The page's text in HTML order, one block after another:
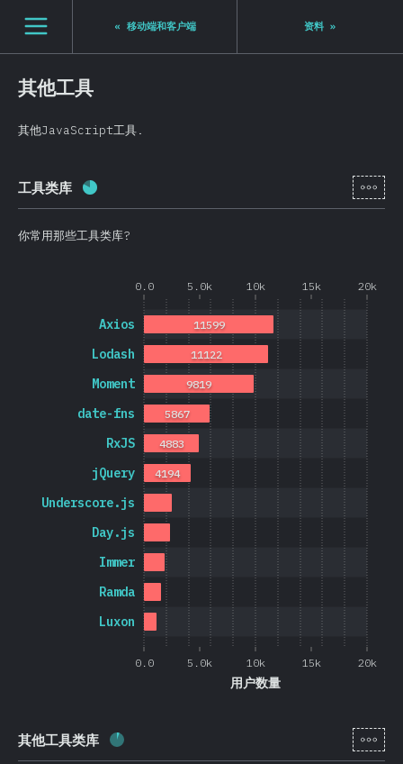
[zh-Hans] general.open_nav
« 移动端和客户端 资料 »
其他工具
其他JavaScript工具.
工具类库 完成率: [zh-
你常用那些工具类库?
0.0 5.0k 10k 15k 20k
0.0 5.0k 10k 15k 20k
用户数量
Luxon
Ramda
Immer
Day.js
Underscore.js
jQuery
RxJS
date-fns
Moment
Lodash
Axios
4194
4883
5867
9819
11122
11599
其他工具类库 完成率: [zh-